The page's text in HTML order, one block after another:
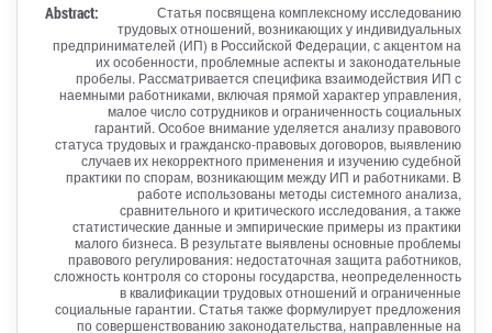
Abstract:
Статья посвящена комплексному исследованию
трудовых отношений, возникающих у индивидуальных
предпринимателей (ИП) в Российской Федерации, с акцентом на
их особенности, проблемные аспекты и законодательные
пробелы. Рассматривается специфика взаимодействия ИП с
наемными работниками, включая прямой характер управления,
малое число сотрудников и ограниченность социальных
гарантий. Особое внимание уделяется анализу правового
статуса трудовых и гражданско-правовых договоров, выявлению
случаев их некорректного применения и изучению судебной
практики по спорам, возникающим между ИП и работниками. В
работе использованы методы системного анализа,
сравнительного и критического исследования, а также
статистические данные и эмпирические примеры из практики
малого бизнеса. В результате выявлены основные проблемы
правового регулирования: недостаточная защита работников,
сложность контроля со стороны государства, неопределенность
в квалификации трудовых отношений и ограниченные
социальные гарантии. Статья также формулирует предложения
по совершенствованию законодательства, направленные на